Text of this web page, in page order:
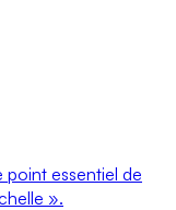
point essentiel de
».